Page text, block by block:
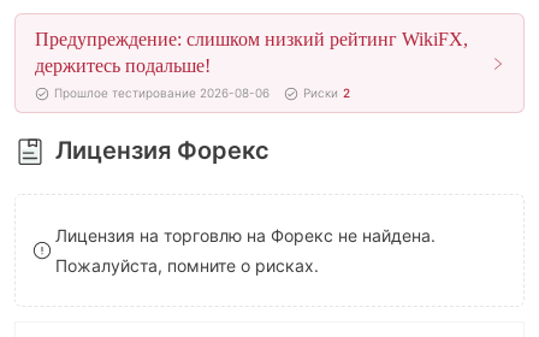
5
6
7
8
9
3
4
5
6
7
8
9
4
5
6
7
8
9
Предупреждение: слишком низкий рейтинг WikiFX,
держитесь подальше!
Прошлое тестирование 2026-08-06 Риски 2
Лицензия Форекс
Лицензия на торговлю на Форекс не найдена.
Пожалуйста, помните о рисках.